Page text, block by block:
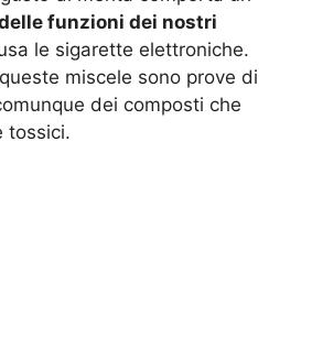
funzioni dei nostri
le sigarette elettroniche.
miscele sono prove di
dei composti che
tossici.